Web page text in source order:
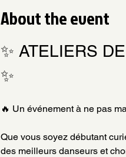
About the event
✨ ATELIERS
✨
🔥 Un événement à ne pas
Que vous soyez débutant
des meilleurs danseurs et